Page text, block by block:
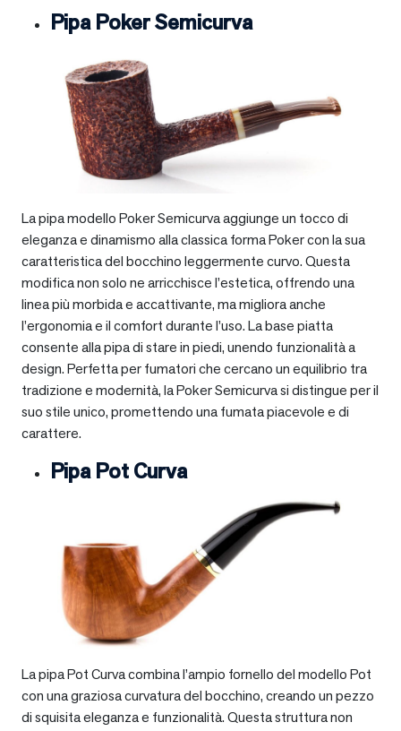
Pipa Poker Semicurva
La pipa modello Poker Semicurva aggiunge un tocco di
eleganza e dinamismo alla classica forma Poker con la sua
caratteristica del bocchino leggermente curvo. Questa
modifica non solo ne arricchisce l’estetica, offrendo una
linea più morbida e accattivante, ma migliora anche
l’ergonomia e il comfort durante l’uso. La base piatta
consente alla pipa di stare in piedi, unendo funzionalità a
design. Perfetta per fumatori che cercano un equilibrio tra
tradizione e modernità, la Poker Semicurva si distingue per il
suo stile unico, promettendo una fumata piacevole e di
carattere.
Pipa Pot Curva
La pipa Pot Curva combina l’ampio fornello del modello Pot
con una graziosa curvatura del bocchino, creando un pezzo
di squisita eleganza e funzionalità. Questa struttura non